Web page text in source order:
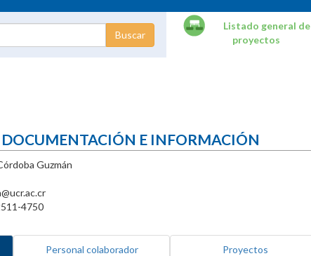
Listado general de
proyectos
E INFORMACIÓN
Guzmán
4750
Personal colaborador Proyectos